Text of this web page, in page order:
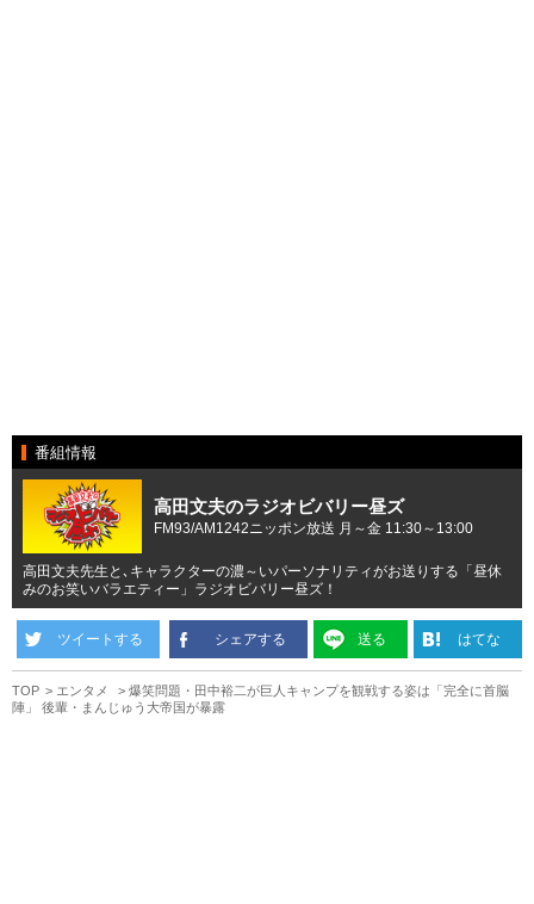
番組情報
高田文夫のラジオビバリー昼ズ
FM93/AM1242ニッポン放送 月～金 11:30～13:00
高田文夫先生と､キャラクターの濃～いパーソナリティがお送りする「昼休
みのお笑いバラエティー」ラジオビバリー昼ズ！
ツイートする シェアする 送る はてな
TOP エンタメ
爆笑問題・田中裕二が巨人キャンプを観戦する姿は「完全に首脳
陣」 後輩・まんじゅう大帝国が暴露